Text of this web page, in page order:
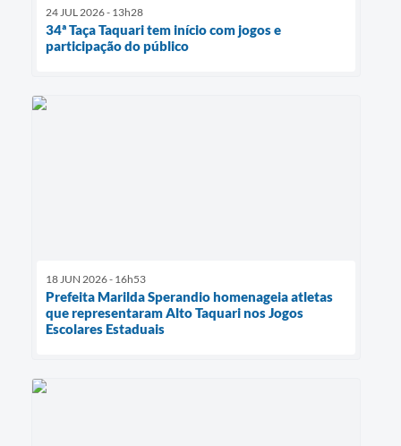
24 JUL 2026 - 13h28
34ª Taça Taquari tem início com jogos e
participação do público
18 JUN 2026 - 16h53
Prefeita Marilda Sperandio homenageia atletas
que representaram Alto Taquari nos Jogos
Escolares Estaduais